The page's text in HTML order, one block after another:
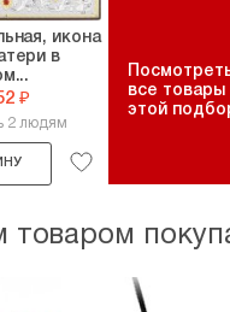
икона
в
₽
2 людям
все товары
этой
товаром